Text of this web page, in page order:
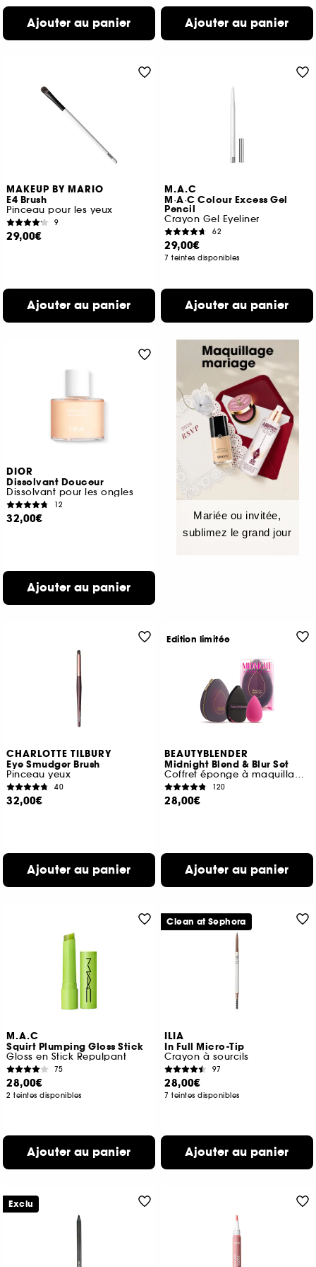
Ajouter au panier Ajouter au panier
MAKEUP BY MARIO
E4 Brush
Pinceau pour les yeux
9
29,00€
Ajouter au panier
M.A.C
M·A·C Colour Excess Gel
Pencil
Crayon Gel Eyeliner
62
29,00€
7 teintes disponibles
Ajouter au panier
DIOR
Dissolvant Douceur
Dissolvant pour les ongles
12
32,00€
Ajouter au panier
Mariée ou invitée,
sublimez le grand jour
CHARLOTTE TILBURY
Eye Smudger Brush
Pinceau yeux
40
32,00€
Ajouter au panier
BEAUTYBLENDER
Midnight Blend & Blur Set
Coffret éponge à maquillage, houppette et trousse
120
28,00€
Ajouter au panier
Edition limitée
M.A.C
Squirt Plumping Gloss Stick
Gloss en Stick Repulpant
75
28,00€
2 teintes disponibles
Ajouter au panier
ILIA
In Full Micro-Tip
Crayon à sourcils
97
28,00€
7 teintes disponibles
Ajouter au panier
Clean at Sephora
Exclu